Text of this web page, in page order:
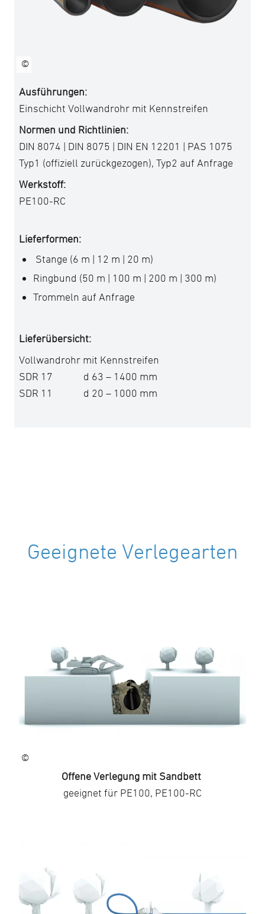
©
Ausführungen:
Einschicht Vollwandrohr mit Kennstreifen
Normen und Richtlinien:
DIN 8074 | DIN 8075 | DIN EN 12201 | PAS 1075
Typ1 (offiziell zurückgezogen), Typ2 auf Anfrage
Werkstoff:
PE100-RC
Lieferformen:
Stange (6 m | 12 m | 20 m)
Ringbund (50 m | 100 m | 200 m | 300 m)
Trommeln auf Anfrage
Lieferübersicht:
Vollwandrohr mit Kennstreifen
SDR 17 d 63 – 1400 mm
SDR 11 d 20 – 1000 mm
Geeignete Verlegearten
©
Offene Verlegung mit Sandbett
geeignet für PE100, PE100-RC